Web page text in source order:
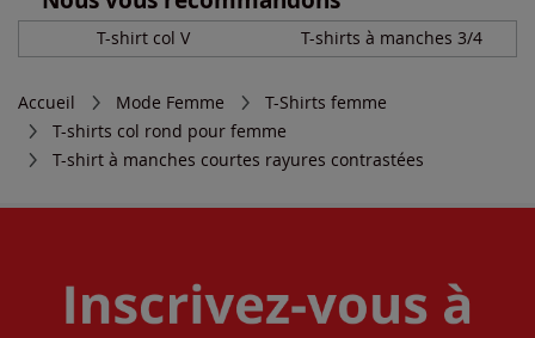
T-shirt col V T-shirts à manches 3/4
Accueil Mode Femme
T-Shirts femme
T-shirts col rond pour femme
T-shirt à manches courtes rayures contrastées